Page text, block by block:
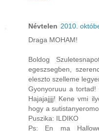
Névtelen 2010.
Draga MOHAM!
Boldog
egeszsegben,
eleszto szelleme
Gyonyoruuu a
Hajajajjjj! Kene vmi
hogy a
Puszika: ILDIKO
Ps: En ma